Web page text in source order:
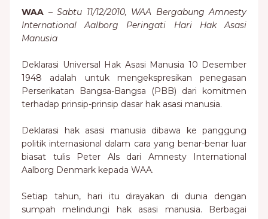
WAA – Sabtu 11/12/2010, WAA Bergabung Amnesty
International Aalborg Peringati Hari Hak Asasi
Manusia
Deklarasi Universal Hak Asasi Manusia 10 Desember
1948 adalah untuk mengekspresikan penegasan
Perserikatan Bangsa-Bangsa (PBB) dari komitmen
terhadap prinsip-prinsip dasar hak asasi manusia.
Deklarasi hak asasi manusia dibawa ke panggung
politik internasional dalam cara yang benar-benar luar
biasat tulis Peter Als dari Amnesty International
Aalborg Denmark kepada WAA.
Setiap tahun, hari itu dirayakan di dunia dengan
sumpah melindungi hak asasi manusia. Berbagai